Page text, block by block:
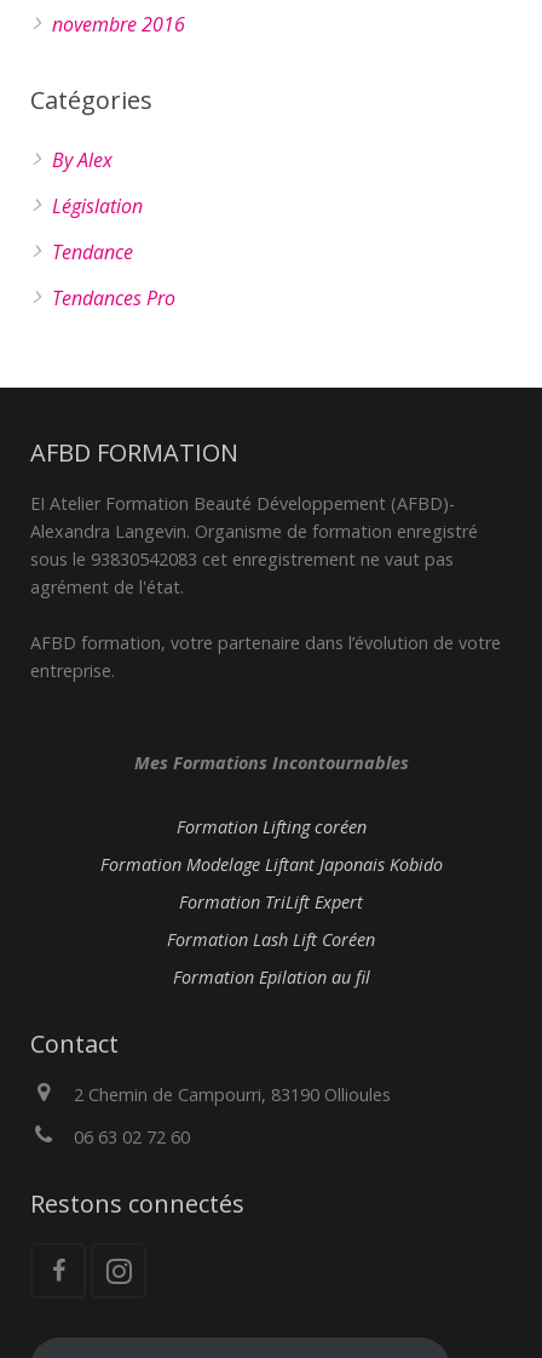
novembre 2016
Catégories
By Alex
Législation
Tendance
Tendances Pro
AFBD FORMATION
EI Atelier Formation Beauté Développement (AFBD)-
Alexandra Langevin. Organisme de formation enregistré
sous le 93830542083 cet enregistrement ne vaut pas
agrément de l'état.
AFBD formation, votre partenaire dans l’évolution de votre
entreprise.
Mes Formations Incontournables
Formation Lifting coréen
Formation Modelage Liftant Japonais Kobido
Formation TriLift Expert
Formation Lash Lift Coréen
Formation Epilation au fil
Contact
2 Chemin de Campourri, 83190 Ollioules
06 63 02 72 60
Restons connectés